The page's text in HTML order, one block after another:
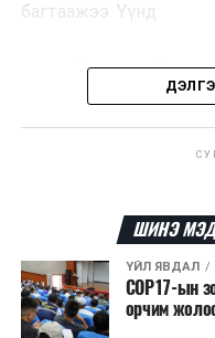
багтаажээ. Үүнд:
Бэлчээрийн
Ус, газрын
дэд бүтцийн
Эдгээр
хэрэгжүүлэхээр
санхүүжилт
дундаж
ам.доллар байхаар
ШИНЭ
ҮЙЛ ЯВДАЛ
COP17-ын
орчим